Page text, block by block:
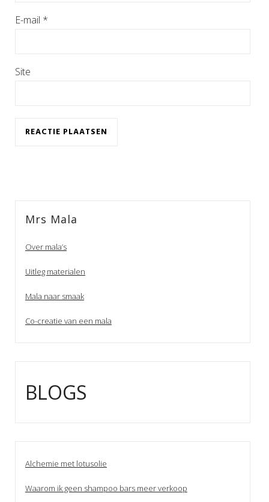
E-mail *
Site
Mrs Mala
Over mala’s
Uitleg materialen
Mala naar smaak
Co-creatie van een mala
BLOGS
Alchemie met lotusolie
Waarom ik geen shampoo bars meer verkoop